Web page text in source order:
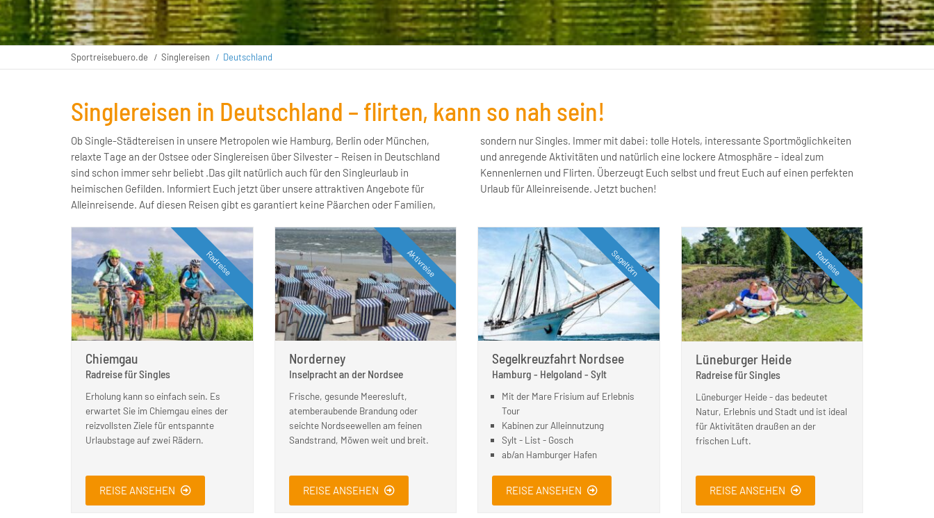
Sportreisebuero.de Singlereisen Deutschland
Singlereisen in Deutschland – flirten, kann so nah sein!
Ob Single-Städtereisen in unsere Metropolen wie Hamburg, Berlin oder München,
relaxte Tage an der Ostsee oder Singlereisen über Silvester – Reisen in Deutschland
sind schon immer sehr beliebt .Das gilt natürlich auch für den Singleurlaub in
heimischen Gefilden. Informiert Euch jetzt über unsere attraktiven Angebote für
Alleinreisende. Auf diesen Reisen gibt es garantiert keine Päarchen oder Familien,
sondern nur Singles. Immer mit dabei: tolle Hotels, interessante Sportmöglichkeiten
und anregende Aktivitäten und natürlich eine lockere Atmosphäre – ideal zum
Kennenlernen und Flirten. Überzeugt Euch selbst und freut Euch auf einen perfekten
Urlaub für Alleinreisende. Jetzt buchen!
Radreise
Chiemgau
Radreise für Singles
Erholung kann so einfach sein. Es
erwartet Sie im Chiemgau eines der
reizvollsten Ziele für entspannte
Urlaubstage auf zwei Rädern.
REISE ANSEHEN
Aktivreise
Norderney
Inselpracht an der Nordsee
Frische, gesunde Meeresluft,
atemberaubende Brandung oder
seichte Nordseewellen am feinen
Sandstrand, Möwen weit und breit.
REISE ANSEHEN
Segeltörn
Segelkreuzfahrt Nordsee
Hamburg - Helgoland - Sylt
Mit der Mare Frisium auf Erlebnis
Tour
Kabinen zur Alleinnutzung
Sylt - List - Gosch
ab/an Hamburger Hafen
REISE ANSEHEN
Radreise
Lüneburger Heide
Radreise für Singles
Lüneburger Heide - das bedeutet
Natur, Erlebnis und Stadt und ist ideal
für Aktivitäten draußen an der
frischen Luft.
REISE ANSEHEN